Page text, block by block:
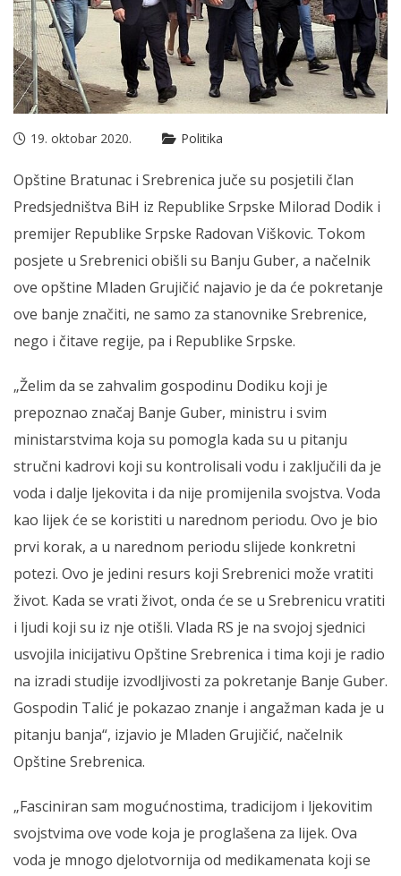
19. oktobar 2020. Politika
Opštine Bratunac i Srebrenica juče su posjetili član
Predsjedništva BiH iz Republike Srpske Milorad Dodik i
premijer Republike Srpske Radovan Viškovic. Tokom
posjete u Srebrenici obišli su Banju Guber, a načelnik
ove opštine Mladen Grujičić najavio je da će pokretanje
ove banje značiti, ne samo za stanovnike Srebrenice,
nego i čitave regije, pa i Republike Srpske.
„Želim da se zahvalim gospodinu Dodiku koji je
prepoznao značaj Banje Guber, ministru i svim
ministarstvima koja su pomogla kada su u pitanju
stručni kadrovi koji su kontrolisali vodu i zaključili da je
voda i dalje ljekovita i da nije promijenila svojstva. Voda
kao lijek će se koristiti u narednom periodu. Ovo je bio
prvi korak, a u narednom periodu slijede konkretni
potezi. Ovo je jedini resurs koji Srebrenici može vratiti
život. Kada se vrati život, onda će se u Srebrenicu vratiti
i ljudi koji su iz nje otišli. Vlada RS je na svojoj sjednici
usvojila inicijativu Opštine Srebrenica i tima koji je radio
na izradi studije izvodljivosti za pokretanje Banje Guber.
Gospodin Talić je pokazao znanje i angažman kada je u
pitanju banja“, izjavio je Mladen Grujičić, načelnik
Opštine Srebrenica.
„Fasciniran sam mogućnostima, tradicijom i ljekovitim
svojstvima ove vode koja je proglašena za lijek. Ova
voda je mnogo djelotvornija od medikamenata koji se